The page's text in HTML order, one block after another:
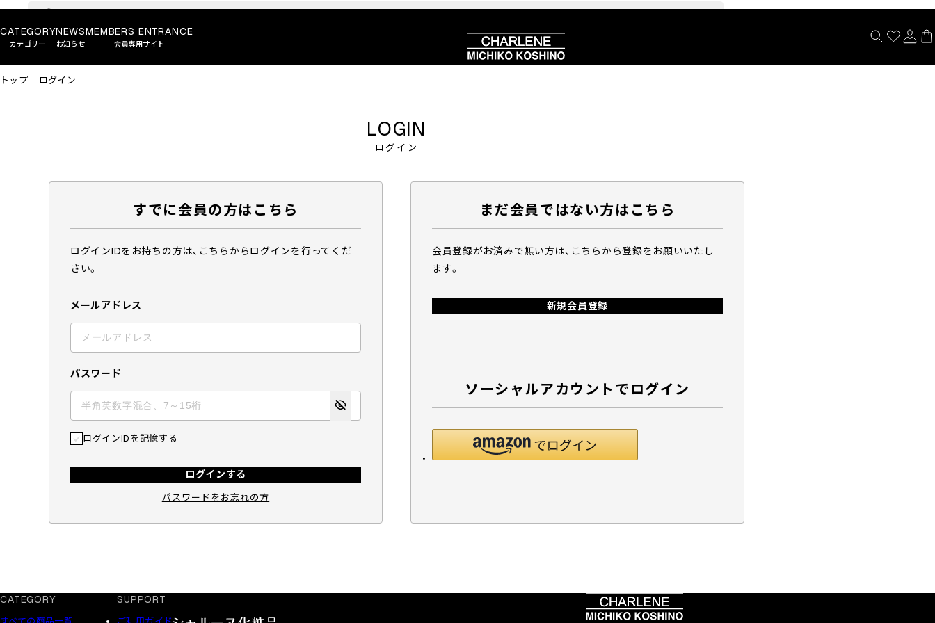
CATEGORY
カテゴリー
NEWS
お知らせ
MEMBERS ENTRANCE
会員専用サイト
トップ ログイン
ログイン
LOGIN
すでに会員の方はこちら
ログインIDをお持ちの方は、こちらからログインを行ってくだ
さい。
メールアドレス
パスワード
ログインIDを記憶する
ログインする
パスワードをお忘れの方
まだ会員ではない方はこちら
会員登録がお済みで無い方は、こちらから登録をお願いいたし
ます。
新規会員登録
ソーシャルアカウントでログイン
CATEGORY SUPPORT